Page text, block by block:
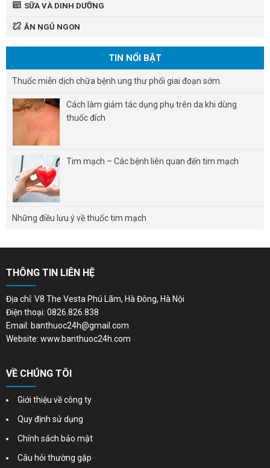
SỮA VÀ DINH DƯỠNG
ĂN NGỦ NGON
TIN NỔI BẬT
Thuốc miễn dịch chữa bệnh ung thư phổi giai đoạn sớm.
Cách làm giảm tác dụng phụ trên da khi dùng
thuốc đích
Tim mạch – Các bệnh liên quan đến tim mạch
Những điều lưu ý về thuốc tim mạch
THÔNG TIN LIÊN HỆ
Địa chỉ: V8 The Vesta Phú Lãm, Hà Đông, Hà Nội
Điện thoại: 0826.826.838
Email: banthuoc24h@gmail.com
Website: www.banthuoc24h.com
VỀ CHÚNG TÔI
Giới thiệu về công ty
Quy định sử dụng
Chính sách bảo mật
Câu hỏi thường gặp